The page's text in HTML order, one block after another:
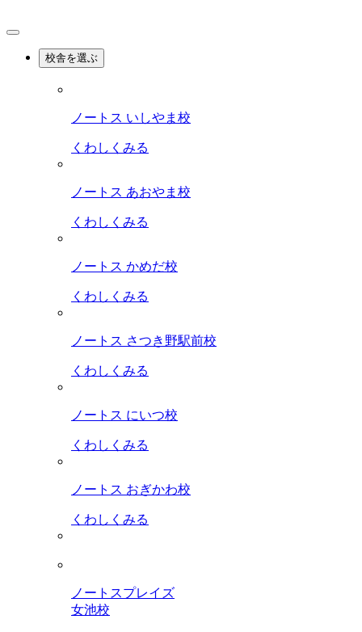
校舎を選ぶ
ノートス いしやま校
くわしくみる
ノートス あおやま校
くわしくみる
ノートス かめだ校
くわしくみる
ノートス さつき野駅前校
くわしくみる
ノートス にいつ校
くわしくみる
ノートス おぎかわ校
くわしくみる
ノートスプレイズ
女池校